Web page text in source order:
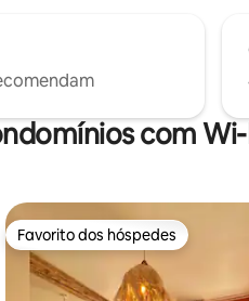
com
Favorito dos hóspedes
Favorito dos hóspedes